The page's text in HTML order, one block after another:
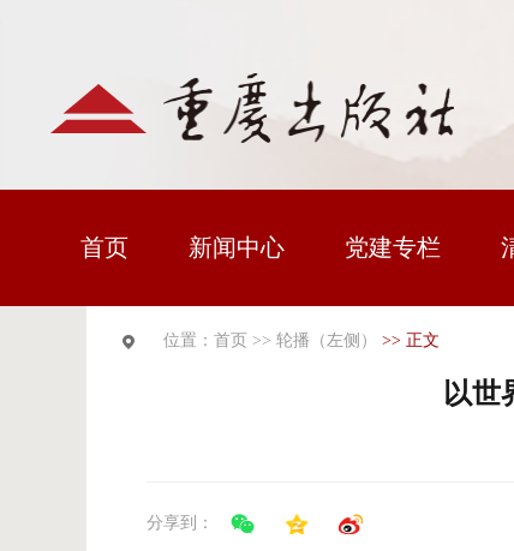
首页 新闻中心 党建专栏
位置：首页 >> 轮播（左侧） >> 正文
以世
分享到：